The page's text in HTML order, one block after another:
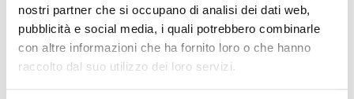
nostri partner che si occupano di analisi dei dati web,
pubblicità e social media, i quali potrebbero combinarle
con altre informazioni che ha fornito loro o che hanno
raccolto dal suo utilizzo dei loro servizi.